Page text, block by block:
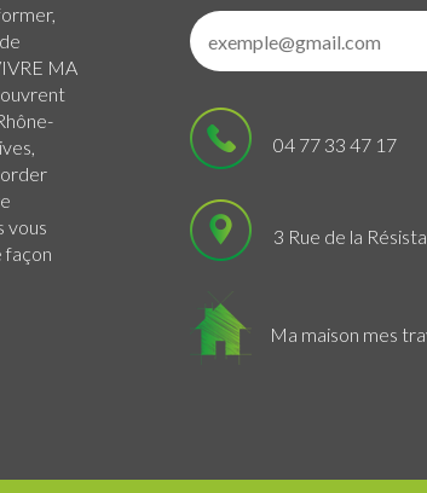
MA
vous
façon
04 77 33 47 17
3 Rue de la
Ma maison mes